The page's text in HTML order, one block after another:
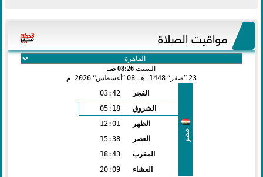
مواقيت الصلاة
السبت 08:26 صـ
23
صفر 1448 هـ 08 أغسطس 2026 م
مصر
الفجر
03:42
الشروق
05:18
الظهر
12:01
العصر
15:38
المغرب
18:43
العشاء
20:09